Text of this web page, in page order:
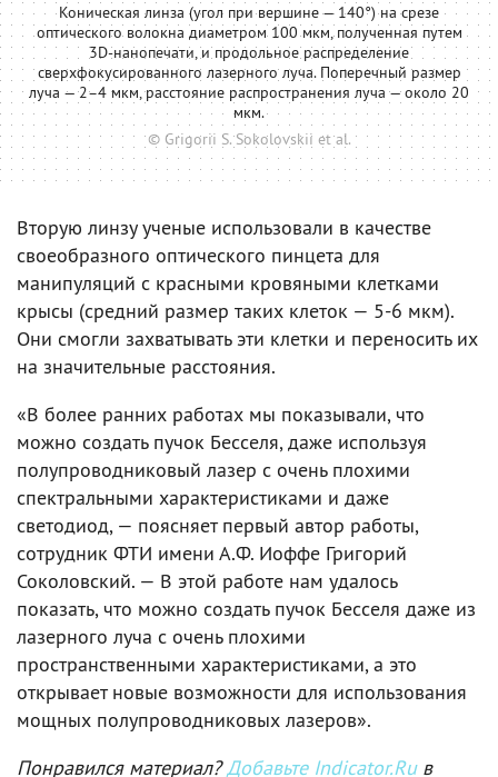
Коническая линза (угол при вершине — 140°) на срезе
оптического волокна диаметром 100 мкм, полученная путем
3D-нанопечати, и продольное распределение
сверхфокусированного лазерного луча. Поперечный размер
луча — 2–4 мкм, расстояние распространения луча — около 20
мкм.
© Grigorii S. Sokolovskii et al.
Вторую линзу ученые использовали в качестве
своеобразного оптического пинцета для
манипуляций с красными кровяными клетками
крысы (средний размер таких клеток — 5-6 мкм).
Они смогли захватывать эти клетки и переносить их
на значительные расстояния.
«В более ранних работах мы показывали, что
можно создать пучок Бесселя, даже используя
полупроводниковый лазер с очень плохими
спектральными характеристиками и даже
светодиод, — поясняет первый автор работы,
сотрудник ФТИ имени А.Ф. Иоффе Григорий
Соколовский. — В этой работе нам удалось
показать, что можно создать пучок Бесселя даже из
лазерного луча с очень плохими
пространственными характеристиками, а это
открывает новые возможности для использования
мощных полупроводниковых лазеров».
Понравился материал?Добавьте Indicator.Ruв